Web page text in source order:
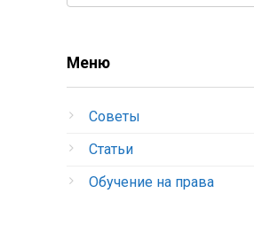
Меню
Советы
Статьи
Обучение на права